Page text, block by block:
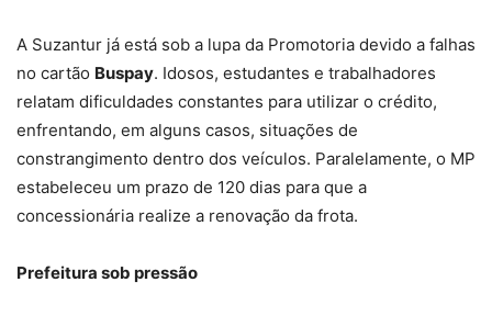
A Suzantur já está sob a lupa da Promotoria devido a falhas
no cartão Buspay. Idosos, estudantes e trabalhadores
relatam dificuldades constantes para utilizar o crédito,
enfrentando, em alguns casos, situações de
constrangimento dentro dos veículos. Paralelamente, o MP
estabeleceu um prazo de 120 dias para que a
concessionária realize a renovação da frota.
Prefeitura sob pressão